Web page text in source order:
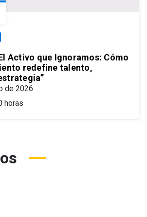
Activo que Ignoramos: Cómo
redefine talento,
de 2026
horas